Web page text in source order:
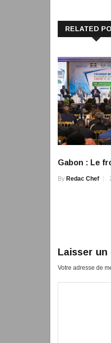
RELATED
Gabon : Le
By Redac Chef
Laisser un
Votre adresse de